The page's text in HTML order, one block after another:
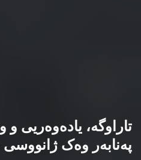
تاراوگە، یادەوەریی و
پەنابەر وەک